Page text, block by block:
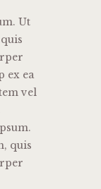
Ut
ex ea
vel
quis